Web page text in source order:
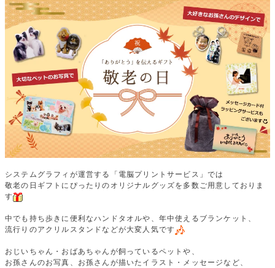
システムグラフィが運営する「電脳プリントサービス」では
敬老の日ギフトにぴったりのオリジナルグッズを多数ご用意しておりま
す
中でも持ち歩きに便利なハンドタオルや、年中使えるブランケット、
流行りのアクリルスタンドなどが大変人気です
おじいちゃん・おばあちゃんが飼っているペットや、
お孫さんのお写真、お孫さんが描いたイラスト・メッセージなど、